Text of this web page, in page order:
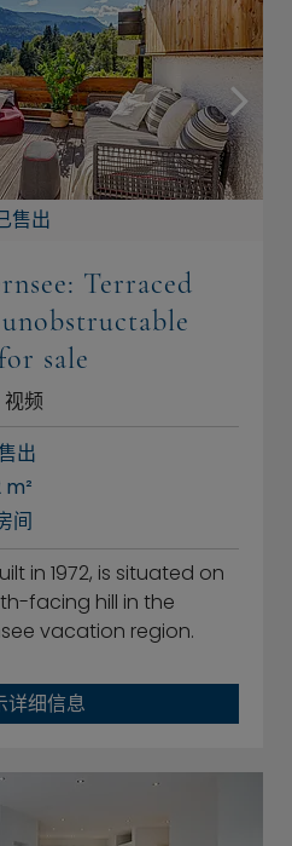
售出
Terraced
sale
视频
出
m²
间
in 1972, is situated on
facing hill in the
vacation region.
细信息